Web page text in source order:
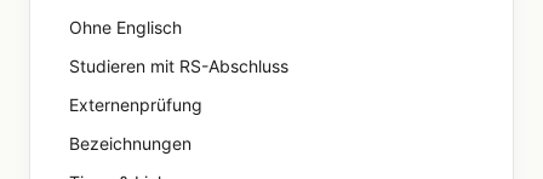
Ohne Englisch
Studieren mit RS-Abschluss
Externenprüfung
Bezeichnungen